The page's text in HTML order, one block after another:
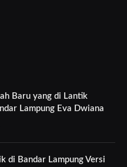
Baru yang di Lantik
Lampung Eva Dwiana
di Bandar Lampung Versi